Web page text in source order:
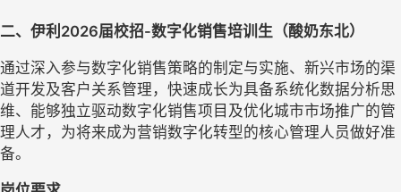
二、伊利 2026届校招-数字化销售培训生 （酸奶东北）
通过深入参与数字化销售策略的制定与实施、新兴市场的渠
道开发及客户关系管理，快速成长为具备系统化数据分析思
维、能够独立驱动数字化销售项目及优化城市市场推广的管
理人才，为将来成为营销数字化转型的核心管理人员做好准
备。